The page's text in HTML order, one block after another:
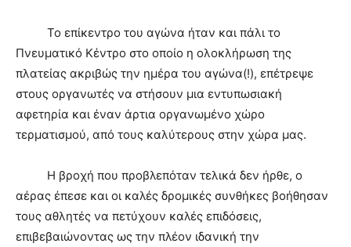
Το επίκεντρο του αγώνα ήταν και πάλι το
Πνευματικό Κέντρο στο οποίο η ολοκλήρωση της
πλατείας ακριβώς την ημέρα του αγώνα(!), επέτρεψε
στους οργανωτές να στήσουν μια εντυπωσιακή
αφετηρία και έναν άρτια οργανωμένο χώρο
τερματισμού, από τους καλύτερους στην χώρα μας.
Η βροχή που προβλεπόταν τελικά δεν ήρθε, ο
αέρας έπεσε και οι καλές δρομικές συνθήκες βοήθησαν
τους αθλητές να πετύχουν καλές επιδόσεις,
επιβεβαιώνοντας ως την πλέον ιδανική την